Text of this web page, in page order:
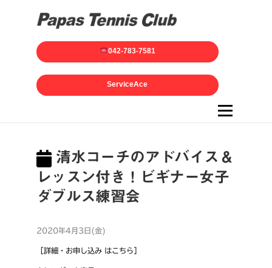
042-783-7581
ServiceAce
メニュー
清水コーチのアドバイス＆
レッスン付き！ビギナー女子
ダブルス練習会
2020年4月3日(金)
［詳細・お申し込み はこちら］